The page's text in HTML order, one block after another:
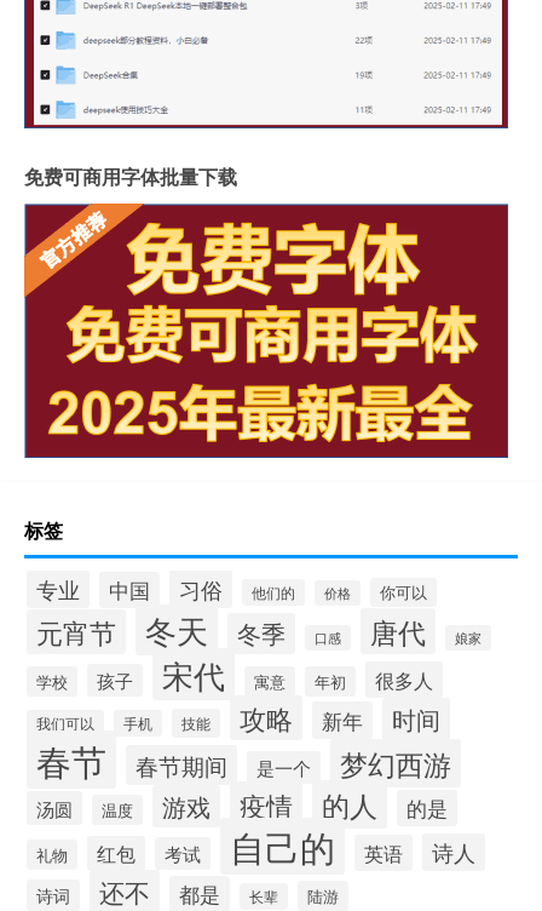
免费可商用字体批量下载
标签
专业 中国 习俗 他们的 价格 你可以
元宵节 冬天 冬季 口感 唐代 娘家
学校 孩子 宋代 寓意 年初 很多人
我们可以 手机 技能 攻略 新年 时间
春节 春节期间 是一个 梦幻西游
汤圆 温度 游戏 疫情 的人 的是
礼物 红包 考试 自己的 英语 诗人
诗词 还不 都是 长辈 陆游